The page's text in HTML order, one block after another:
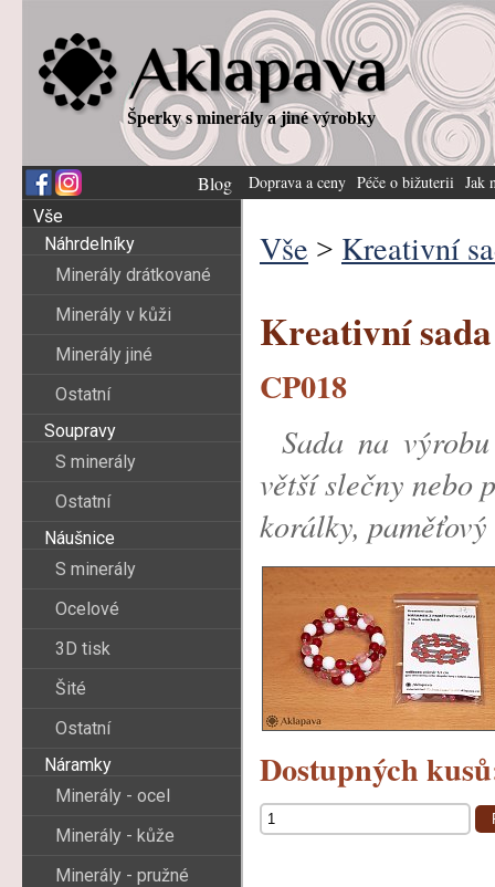
Šperky s minerály a jiné výrobky
Blog
Vše
Náhrdelníky
Minerály drátkované
Minerály v kůži
Minerály jiné
Ostatní
Soupravy
S minerály
Ostatní
Náušnice
S minerály
Ocelové
3D tisk
Šité
Ostatní
Náramky
Minerály - ocel
Minerály - kůže
Minerály - pružné
Doprava a ceny Péče o bižuterii Jak
Vše > Kreativní
Kreativní
CP018
Sada na
větší slečny nebo
korálky,
Dostupných